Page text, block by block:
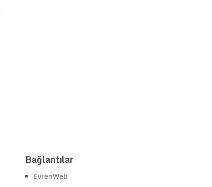
Bağlantılar
EvrenWeb